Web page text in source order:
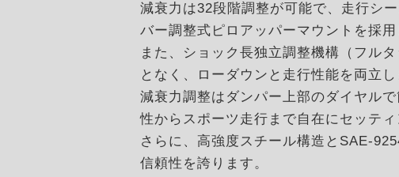
減衰力は32段階調整が可能で、走行シ
バー調整式ピロアッパーマウントを採
また、ショック長独立調整機構（フル
となく、ローダウンと走行性能を両立し
減衰力調整はダンパー上部のダイヤル
性からスポーツ走行まで自在にセッティ
さらに、高強度スチール構造とSAE-
信頼性を誇ります。